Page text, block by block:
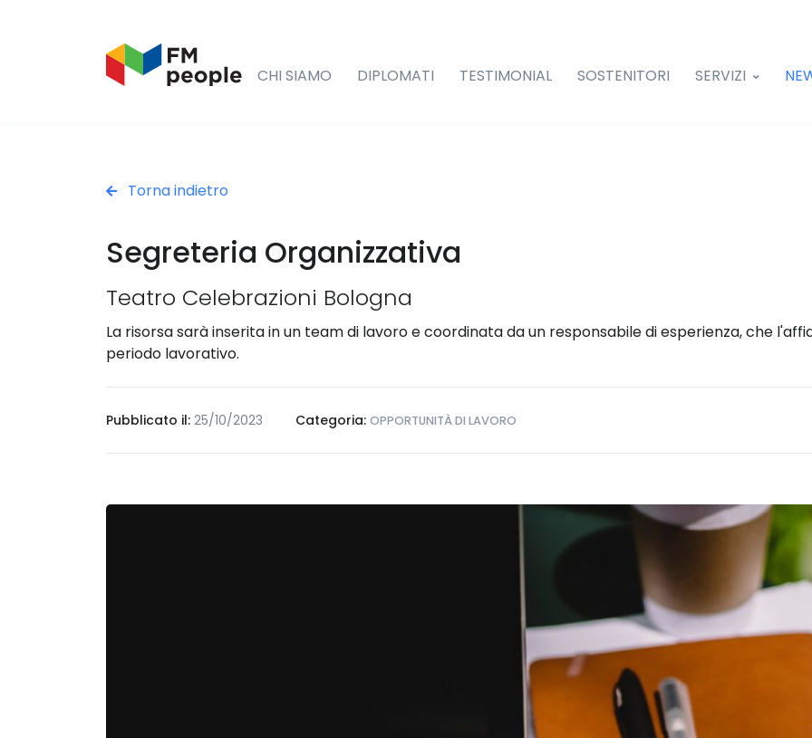
CHI SIAMO DIPLOMATI TESTIMONIAL SOSTENITORI SERVIZI
Torna indietro
Segreteria Organizzativa
Teatro Celebrazioni Bologna
La risorsa sarà inserita in un team di lavoro e coordinata da un responsabile di esperienza, che
periodo lavorativo.
Pubblicato il: 25/10/2023 Categoria: OPPORTUNITÀ DI LAVORO